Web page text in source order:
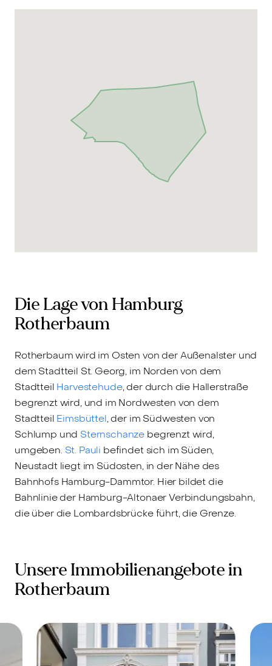
Die Lage von Hamburg
Rotherbaum
Rotherbaum wird im Osten von der Außenalster und
dem Stadtteil St. Georg, im Norden von dem
Stadtteil Harvestehude, der durch die Hallerstraße
begrenzt wird, und im Nordwesten von dem
Stadtteil Eimsbüttel, der im Südwesten von
Schlump und Sternschanze begrenzt wird,
umgeben. St. Pauli befindet sich im Süden,
Neustadt liegt im Südosten, in der Nähe des
Bahnhofs Hamburg-Dammtor. Hier bildet die
Bahnlinie der Hamburg-Altonaer Verbindungsbahn,
die über die Lombardsbrücke führt, die Grenze.
Unsere Immobilienangebote in
Rotherbaum